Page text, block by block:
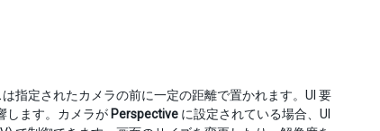
指定されたカメラの前に一定の距離で置かれます。UI 要
します。カメラが Perspective に設定されている場合、UI